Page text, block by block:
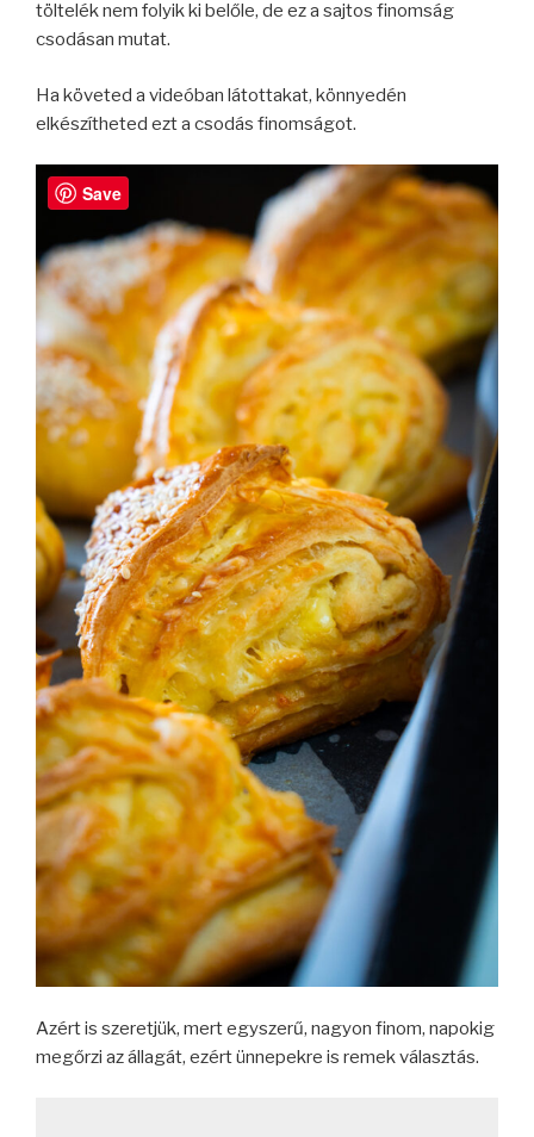
töltelék nem folyik ki belőle, de ez a sajtos finomság
csodásan mutat.
Ha követed a videóban látottakat, könnyedén
elkészítheted ezt a csodás finomságot.
Azért is szeretjük, mert egyszerű, nagyon finom, napokig
megőrzi az állagát, ezért ünnepekre is remek választás.
Save